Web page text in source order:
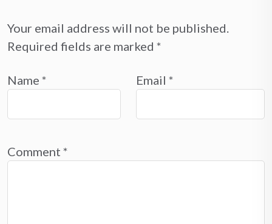
Your email address will not be published.
Required fields are marked *
Name * Email *
Comment *